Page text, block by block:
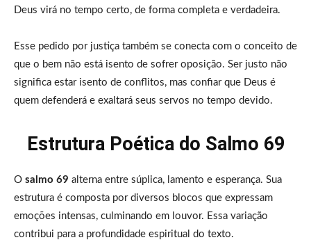
Deus virá no tempo certo, de forma completa e verdadeira.
Esse pedido por justiça também se conecta com o conceito de
que o bem não está isento de sofrer oposição. Ser justo não
significa estar isento de conflitos, mas confiar que Deus é
quem defenderá e exaltará seus servos no tempo devido.
Estrutura Poética do Salmo 69
O salmo 69 alterna entre súplica, lamento e esperança. Sua
estrutura é composta por diversos blocos que expressam
emoções intensas, culminando em louvor. Essa variação
contribui para a profundidade espiritual do texto.